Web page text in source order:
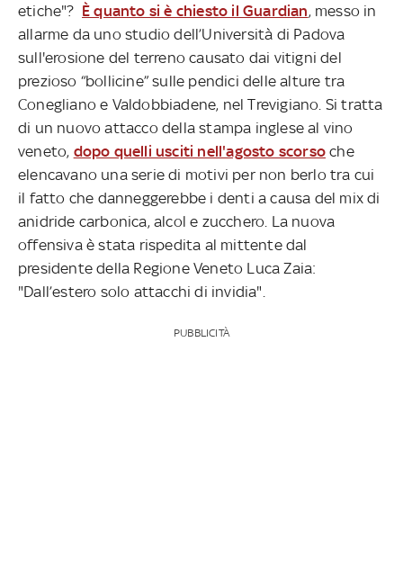
etiche"? È quanto si è chiesto il Guardian, messo in
allarme da uno studio dell’Università di Padova
sull'erosione del terreno causato dai vitigni del
prezioso “bollicine” sulle pendici delle alture tra
Conegliano e Valdobbiadene, nel Trevigiano. Si tratta
di un nuovo attacco della stampa inglese al vino
veneto, dopo quelli usciti nell'agosto scorso che
elencavano una serie di motivi per non berlo tra cui
il fatto che danneggerebbe i denti a causa del mix di
anidride carbonica, alcol e zucchero. La nuova
offensiva è stata rispedita al mittente dal
presidente della Regione Veneto Luca Zaia:
"Dall’estero solo attacchi di invidia".
PUBBLICITÀ